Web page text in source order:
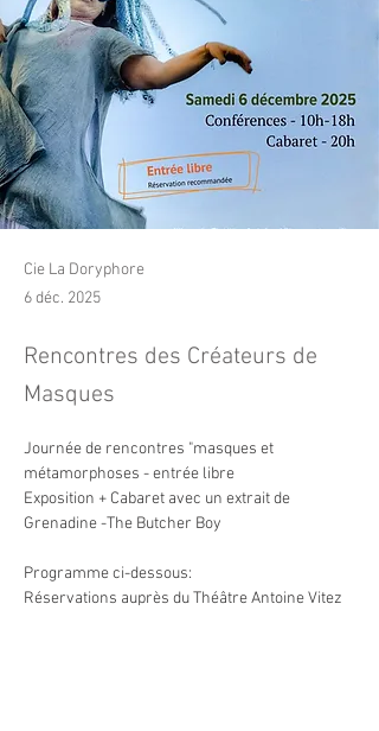
Cie La Doryphore
6 déc. 2025
Rencontres des Créateurs de
Masques
Journée de rencontres "masques et
métamorphoses - entrée libre
Exposition + Cabaret avec un extrait de
Grenadine -The Butcher Boy
Programme ci-dessous:
Réservations auprès du Théâtre Antoine Vitez